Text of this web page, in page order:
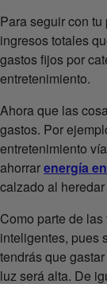
Para seguir con
ingresos totales
gastos fijos por
entretenimiento.
Ahora que las
gastos. Por
entretenimiento
ahorrarenergía
calzado al
Como parte de
inteligentes, pues
tendrás que
luz será alta. De